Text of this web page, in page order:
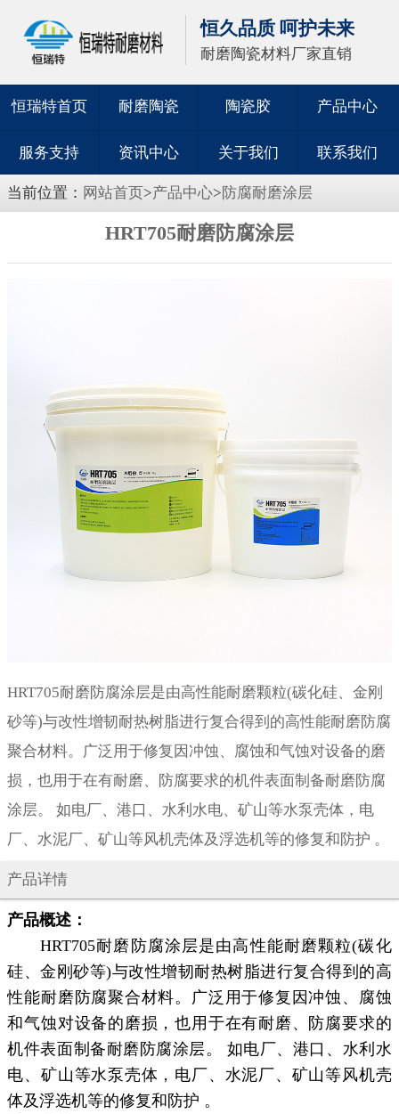
恒久品质 呵护未来
耐磨陶瓷材料厂家直销
恒瑞特首页 耐磨陶瓷 陶瓷胶 产品中心
服务支持 资讯中心 关于我们 联系我们
当前位置： 网站首页>产品中心>防腐耐磨涂层
HRT705耐磨防腐涂层
HRT705耐磨防腐涂层是由高性能耐磨颗粒(碳化硅、金刚
砂等)与改性增韧耐热树脂进行复合得到的高性能耐磨防腐
聚合材料。广泛用于修复因冲蚀、腐蚀和气蚀对设备的磨
损，也用于在有耐磨、防腐要求的机件表面制备耐磨防腐
涂层。 如电厂、港口、水利水电、矿山等水泵壳体，电
厂、水泥厂、矿山等风机壳体及浮选机等的修复和防护 。
产品详情
产品概述：
HRT705耐磨防腐涂层是由高性能耐磨颗粒(碳化
硅、金刚砂等)与改性增韧耐热树脂进行复合得到的高
性能耐磨防腐聚合材料。广泛用于修复因冲蚀、腐蚀
和气蚀对设备的磨损，也用于在有耐磨、防腐要求的
机件表面制备耐磨防腐涂层。 如电厂、港口、水利水
电、矿山等水泵壳体，电厂、水泥厂、矿山等风机壳
体及浮选机等的修复和防护 。